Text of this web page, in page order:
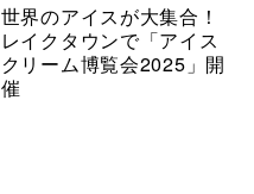
世界のアイスが大集合！
レイクタウンで「アイス
クリーム博覧会2025」開
催